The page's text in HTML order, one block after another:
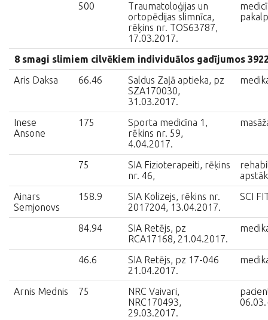
500
Traumatoloģijas un
ortopēdijas slimnīca,
rēķins nr. TOS63787,
17.03.2017.
8 smagi slimiem cilvēkiem individuālos gadījumos
Aris Daksa
66.46
Saldus Zaļā aptieka, pz
SZA170030,
31.03.2017.
Inese
Ansone
175
Sporta medicīna 1,
rēkins nr. 59,
4.04.2017.
75
SIA Fizioterapeiti, rēķins
nr. 46,
Ainars
Semjonovs
158.9
SIA Kolizejs, rēkins nr.
2017204, 13.04.2017.
SCI
84.94
SIA Retējs, pz
RCA17168, 21.04.2017.
46.6
SIA Retējs, pz 17-046
21.04.2017.
Arnis Mednis 75
NRC Vaivari,
NRC170493,
29.03.2017.